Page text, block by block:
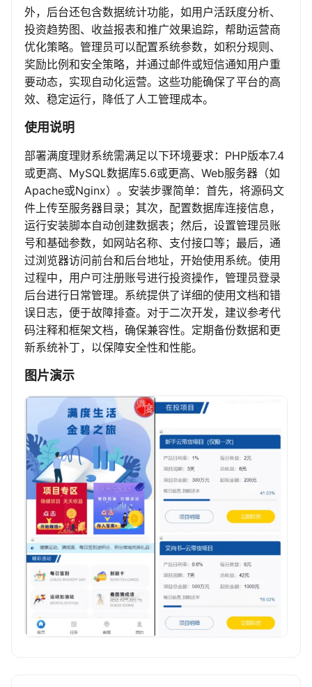
外，后台还包含数据统计功能，如用户活跃度分析、
投资趋势图、收益报表和推广效果追踪，帮助运营商
优化策略。管理员可以配置系统参数，如积分规则、
奖励比例和安全策略，并通过邮件或短信通知用户重
要动态，实现自动化运营。这些功能确保了平台的高
效、稳定运行，降低了人工管理成本。
使用说明
部署满度理财系统需满足以下环境要求：PHP版本7.4
或更高、MySQL数据库5.6或更高、Web服务器（如
Apache或Nginx）。安装步骤简单：首先，将源码文
件上传至服务器目录；其次，配置数据库连接信息，
运行安装脚本自动创建数据表；然后，设置管理员账
号和基础参数，如网站名称、支付接口等；最后，通
过浏览器访问前台和后台地址，开始使用系统。使用
过程中，用户可注册账号进行投资操作，管理员登录
后台进行日常管理。系统提供了详细的使用文档和错
误日志，便于故障排查。对于二次开发，建议参考代
码注释和框架文档，确保兼容性。定期备份数据和更
新系统补丁，以保障安全性和性能。
图片演示